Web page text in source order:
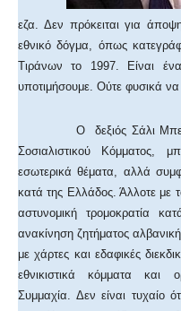
εζα. Δεν πρόκειται για
εθνικό δόγμα, όπως
Τιράνων το 1997. Είναι
υποτιμήσουμε. Ούτε φυσικά να
Ο δεξιός Σάλι
Σοσιαλιστικού Κόμματος,
εσωτερικά θέματα, αλλά
κατά της Ελλάδος. Άλλοτε με
αστυνομική τρομοκρατία
ανακίνηση ζητήματος
με χάρτες και εδαφικές
εθνικιστικά κόμματα
Συμμαχία. Δεν είναι τυχαίο